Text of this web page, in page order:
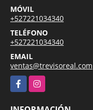
MÓVIL
+527221034340
TELÉFONO
+527221034340
EMAIL
ventas@trevisoreal.com
FacebookInstagram